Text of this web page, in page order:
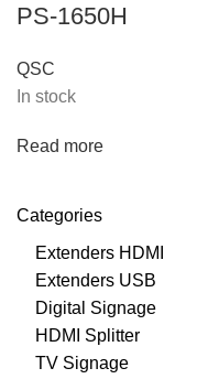
Categories
Extenders HDMI
Extenders USB
Digital Signage
HDMI Splitter
TV Signage
PS-1650H
QSC
In stock
Read more